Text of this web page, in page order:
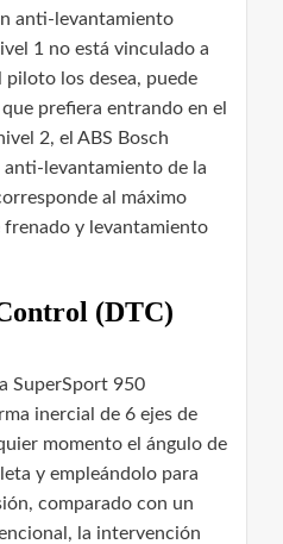
anti-levantamiento
1 no está vinculado a
los desea, puede
prefiera entrando en el
2, el ABS Bosch
levantamiento de la
al máximo
y levantamiento
(DTC)
SuperSport 950
inercial de 6 ejes de
momento el ángulo de
y empleándolo para
comparado con un
la intervención